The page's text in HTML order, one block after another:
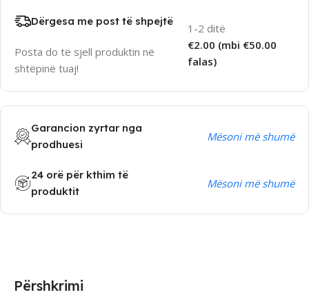
Dërgesa me post të shpejtë
Posta do të sjell produktin në
shtëpinë tuaj!
1-2 ditë
€2.00 (mbi €50.00
falas)
Garancion zyrtar nga
prodhuesi
Mësoni më shumë
24 orë për kthim të
produktit
Mësoni më shumë
Përshkrimi